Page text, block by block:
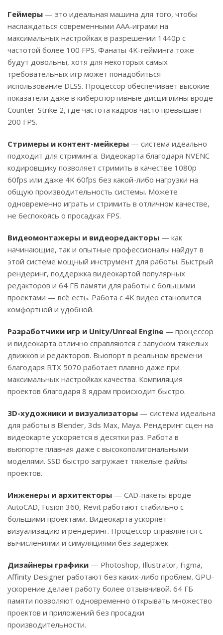
Геймеры — это идеальная машина для того, чтобы
наслаждаться современными AAA-играми на
максимальных настройках в разрешении 1440p с
частотой более 100 FPS. Фанаты 4K-гейминга тоже
будут довольны, хотя для некоторых самых
требовательных игр может понадобиться
использование DLSS. Процессор обеспечивает высокие
показатели даже в киберспортивные дисциплины вроде
Counter-Strike 2, где частота кадров часто превышает
200 FPS.
Стримеры и контент-мейкеры — система идеально
подходит для стриминга. Видеокарта благодаря NVENC
кодировщику позволяет стримить в качестве 1080p
60fps или даже 4K 60fps без какой-либо нагрузки на
общую производительность системы. Можете
одновременно играть и стримить в отличном качестве,
не беспокоясь о просадках FPS.
Видеомонтажеры и видеоредакторы — как
начинающие, так и опытные профессионалы найдут в
этой системе мощный инструмент для работы. Быстрый
рендеринг, поддержка видеокартой популярных
редакторов и 64 ГБ памяти для работы с большими
проектами — всё есть. Работа с 4K видео становится
комфортной и удобной.
Разработчики игр и Unity/Unreal Engine — процессор
и видеокарта отлично справляются с запуском тяжелых
движков и редакторов. Вьюпорт в реальном времени
благодаря RTX 5070 работает плавно даже при
максимальных настройках качества. Компиляция
проектов благодаря 8 ядрам происходит быстро.
3D-художники и визуализаторы — система идеальна
для работы в Blender, 3ds Max, Maya. Рендеринг сцен на
видеокарте ускоряется в десятки раз. Работа в
вьюпорте плавная даже с высокополигональными
моделями. SSD быстро загружает тяжелые файлы
проектов.
Инженеры и архитекторы — CAD-пакеты вроде
AutoCAD, Fusion 360, Revit работают стабильно с
большими проектами. Видеокарта ускоряет
визуализацию и рендеринг. Процессор справляется с
вычислениями и симуляциями без задержек.
Дизайнеры графики — Photoshop, Illustrator, Figma,
Affinity Designer работают без каких-либо проблем. GPU-
ускорение делает работу более отзывчивой. 64 ГБ
памяти позволяют одновременно открывать множество
проектов и приложений без просадки
производительности.